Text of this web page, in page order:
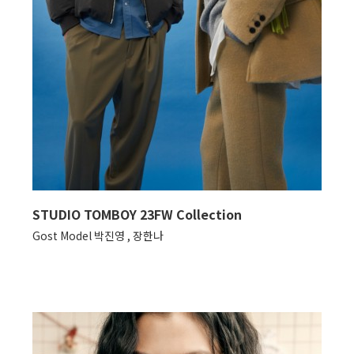
STUDIO TOMBOY 23FW Collection
Gost Model 박진영 , 장한나